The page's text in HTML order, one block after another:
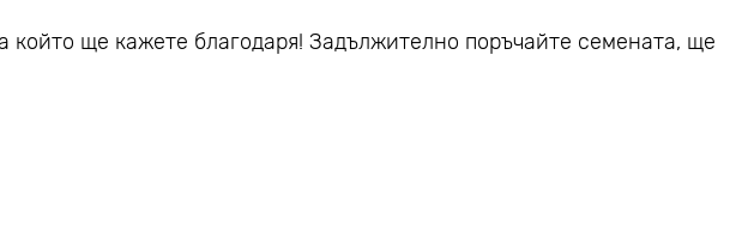
който ще кажете благодаря! Задължително поръчайте семената, ще